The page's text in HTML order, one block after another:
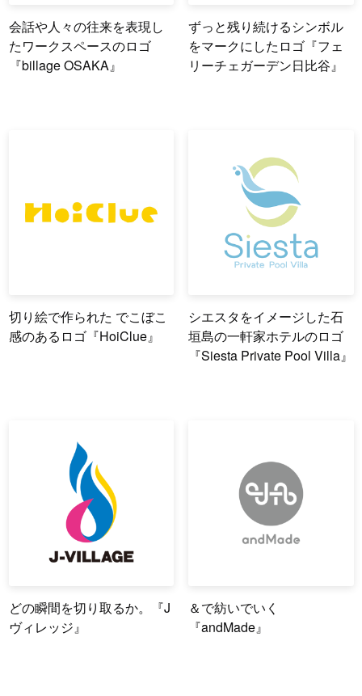
会話や人々の往来を表現し
たワークスペースのロゴ
『billage OSAKA』
ずっと残り続けるシンボル
をマークにしたロゴ『フェ
リーチェガーデン日比谷』
切り絵で作られた でこぼこ
感のあるロゴ『HoiClue』
シエスタをイメージした石
垣島の一軒家ホテルのロゴ
『Siesta Private Pool Villa』
どの瞬間を切り取るか。『J
ヴィレッジ』
＆で紡いでいく
『andMade』